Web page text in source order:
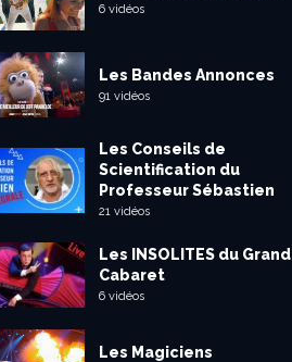
6 vidéos
Les Bandes Annonces
91 vidéos
Les Conseils de
Scientification du
Professeur Sébastien
21 vidéos
Les INSOLITES du Grand
Cabaret
6 vidéos
Les Magiciens